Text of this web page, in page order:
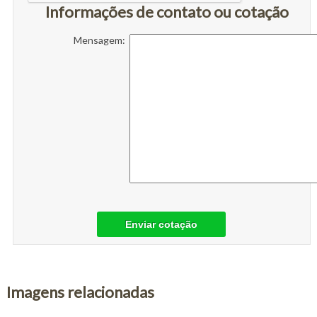
Informações de contato ou cotação
Mensagem:
Enviar cotação
Imagens relacionadas